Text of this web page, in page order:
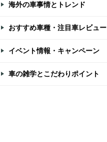
海外の車事情とトレンド
おすすめ車種・注目車レビュー
イベント情報・キャンペーン
車の雑学とこだわりポイント